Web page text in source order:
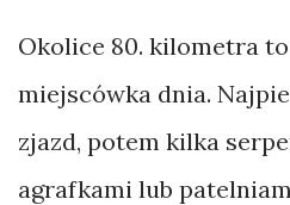
Okolice 80. kilometra
miejscówka dnia.
zjazd, potem kilka
agrafkami lub